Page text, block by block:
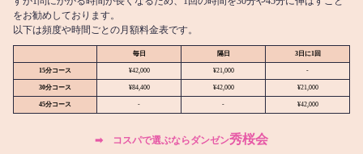
をお勧めしております。
以下は頻度や時間ごとの月額料金表です。
毎日 隔日 3日に1回
15分コース ¥42,000 ¥21,000 -
30分コース ¥84,400 ¥42,000 ¥21,000
45分コース - - ¥42,000
➡︎ コスパで選ぶならダンゼン秀桜会